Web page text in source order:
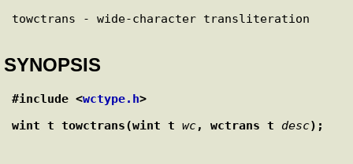
SYNOPSIS
#include <wctype.h>
wint_t towctrans(wint_t wc, wctrans_t desc);